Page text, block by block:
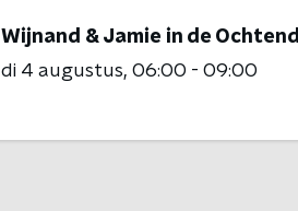
Wijnand & Jamie in de Ochtend
di 4 augustus 06:00 - 09:00